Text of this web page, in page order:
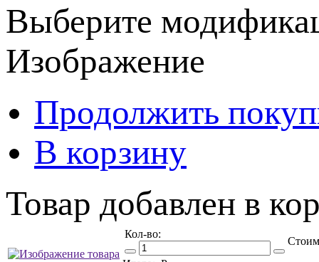
Выберите
Изображение
Продолжить
В корзину
Товар добавлен в
Кол-во: